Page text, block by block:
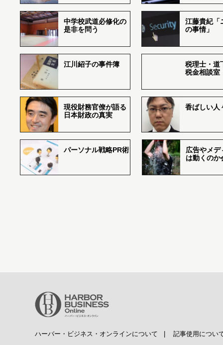
中学校武道必修化の
是非を問う
江藤貴紀「
の事情」
江川紹子の事件簿
税理士・道
税金相談室
現役財務官僚が語る
日本財政の真実
香ばしい
パーソナル戦略PR術
広告やメデ
は動くのか
ハーバー・ビジネス・オンラインについて 記事使用につい